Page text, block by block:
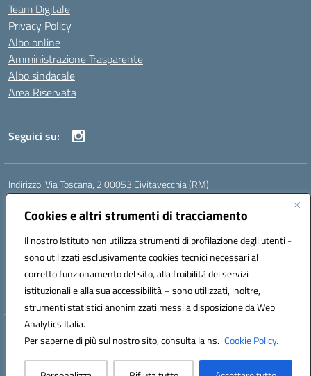
Cookies e altri strumenti di tracciamento
Il nostro Istituto non utilizza strumenti di profilazione degli utenti -
sono utilizzati esclusivamente cookies tecnici necessari al
corretto funzionamento del sito, alla fruibilità dei servizi
istituzionali e alla sua accessibilità – sono utilizzati, inoltre,
strumenti statistici anonimizzati messi a disposizione da Web
Analytics Italia.
Per saperne di più sul nostro sito, consulta la ns. Cookie Policy.
Team Digitale
Privacy Policy
Albo online
Amministrazione Trasparente
Albo sindacale
Area Riservata
Seguici su:
Indirizzo:Via Toscana, 2 00053 Civitavecchia (RM)
Centralino:
Posta elettronica certificata (PEC):rmic8b900g@pec.istruzione.it
Codice fiscale: 91038380589
Codice meccanografico:RMIC8B900G
Codice Indice delle Pubbliche Amministrazioni (IPA): istsc_rmic8b900g
Codice unico di fatturazione (CUF): UFP4NO
Hosting & Powered by 3D Solution S.r.l.
Concept & Design by Designers Italia